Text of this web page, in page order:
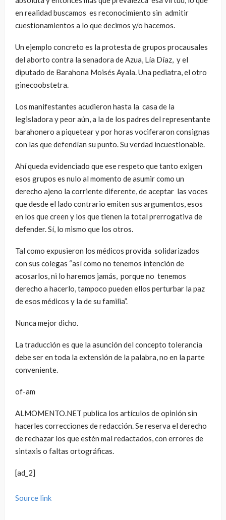
en realidad buscamos es reconocimiento sin admitir
cuestionamientos a lo que decimos y/o hacemos.
Un ejemplo concreto es la protesta de grupos procausales
del aborto contra la senadora de Azua, Lía Díaz, y el
diputado de Barahona Moisés Ayala. Una pediatra, el otro
ginecoobstetra.
Los manifestantes acudieron hasta la casa de la
legisladora y peor aún, a la de los padres del representante
barahonero a piquetear y por horas vociferaron consignas
con las que defendían su punto. Su verdad incuestionable.
Ahí queda evidenciado que ese respeto que tanto exigen
esos grupos es nulo al momento de asumir como un
derecho ajeno la corriente diferente, de aceptar las voces
que desde el lado contrario emiten sus argumentos, esos
en los que creen y los que tienen la total prerrogativa de
defender. Sí, lo mismo que los otros.
Tal como expusieron los médicos provida solidarizados
con sus colegas “así como no tenemos intención de
acosarlos, ni lo haremos jamás, porque no tenemos
derecho a hacerlo, tampoco pueden ellos perturbar la paz
de esos médicos y la de su familia”.
Nunca mejor dicho.
La traducción es que la asunción del concepto tolerancia
debe ser en toda la extensión de la palabra, no en la parte
conveniente.
of-am
ALMOMENTO.NET publica los artículos de opinión sin
hacerles correcciones de redacción. Se reserva el derecho
de rechazar los que estén mal redactados, con errores de
sintaxis o faltas ortográficas.
[ad_2]
Source link